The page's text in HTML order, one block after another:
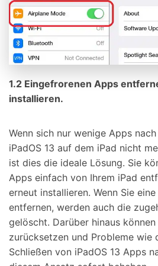
1.2 Eingefrorenen Apps
installieren.
Wenn sich nur wenige Apps
iPadOS 13 auf dem iPad nicht
ist dies die ideale Lösung. Sie
Apps einfach von Ihrem iPad
erneut installieren. Wenn Sie
entfernen, werden auch die
gelöscht. Darüber hinaus
zurücksetzen und Probleme wie
Schließen von iPadOS 13 Apps